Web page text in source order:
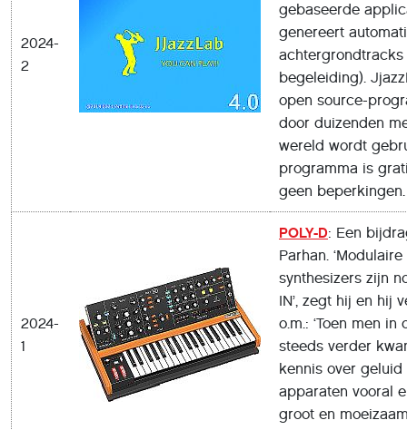
2024-
2
gebaseerde
genereert
achtergrondtracks
begeleiding).
open source-
door duizenden
wereld wordt
programma is
geen beperkingen.
2024-
1
POLY-D: Een
Parhan. ‘Modulaire
synthesizers zijn
IN’, zegt hij en hij
o.m.: ‘Toen men
steeds verder
kennis over
apparaten vooral
groot en